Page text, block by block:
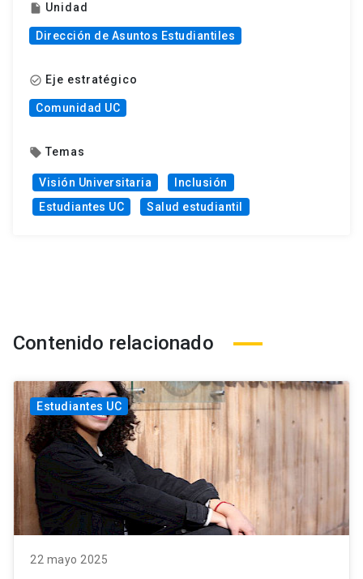
insert_drive_file Unidad
Dirección de Asuntos Estudiantiles
check_circle_outline Eje estratégico
Comunidad UC
local_offer Temas
Visión Universitaria
Inclusión
Estudiantes UC
Salud estudiantil
Contenido relacionado
Estudiantes UC
22 mayo 2025